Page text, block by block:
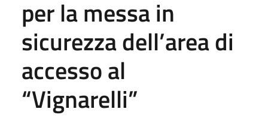
per la messa in
sicurezza dell’area di
accesso al
“Vignarelli”